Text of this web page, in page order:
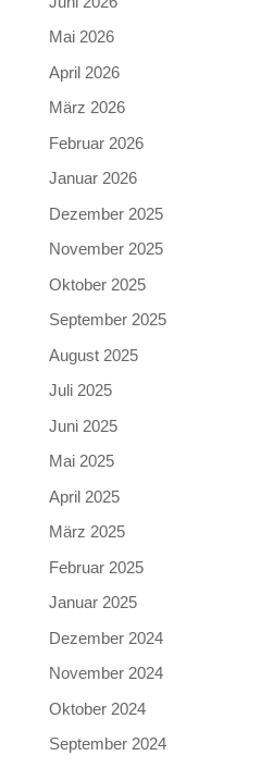
Mai 2026
April 2026
März 2026
Februar 2026
Januar 2026
Dezember 2025
November 2025
Oktober 2025
September 2025
August 2025
Juli 2025
Juni 2025
Mai 2025
April 2025
März 2025
Februar 2025
Januar 2025
Dezember 2024
November 2024
Oktober 2024
September 2024